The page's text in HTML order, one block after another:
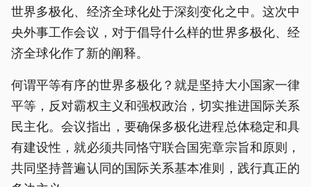
世界多极化、经济全球化处于深刻变化之中。这次中
央外事工作会议，对于倡导什么样的世界多极化、经
济全球化作了新的阐释。
何谓平等有序的世界多极化？就是坚持大小国家一律
平等，反对霸权主义和强权政治，切实推进国际关系
民主化。会议指出，要确保多极化进程总体稳定和具
有建设性，就必须共同恪守联合国宪章宗旨和原则，
共同坚持普遍认同的国际关系基本准则，践行真正的